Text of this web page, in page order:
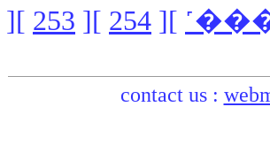
][ 253 ][ 254 ][
contact us :